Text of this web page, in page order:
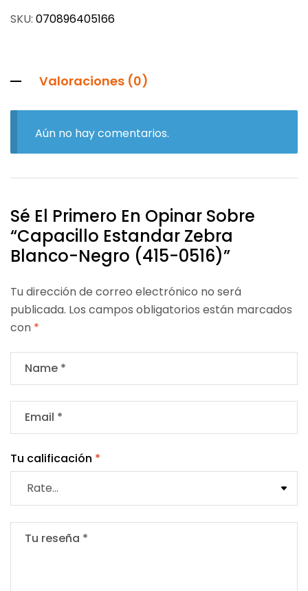
SKU: 070896405166
Valoraciones (0)
Aún no hay comentarios.
Sé El Primero En Opinar Sobre
“Capacillo Estandar Zebra
Blanco-Negro (415-0516)”
Tu dirección de correo electrónico no será
publicada. Los campos obligatorios están marcados
con *
Tu calificación *